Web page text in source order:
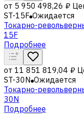
от 5 950 498,26 ₽
ST-15F Ожидается
Токарно-
15F
Подробнее
от 11 851 819,04 ₽
ST-30N Ожидается
Токарно-
30N
Подробнее